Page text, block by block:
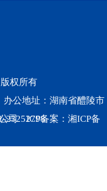
权所有
办公地址：湖南省醴陵市
23252798
司 ICP备案： 湘ICP备